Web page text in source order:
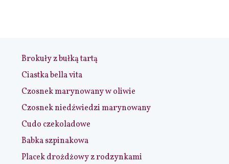
Brokuły z bułką tartą
Ciastka bella vita
Czosnek marynowany w oliwie
Czosnek niedźwiedzi marynowany
Cudo czekoladowe
Babka szpinakowa
Placek drożdżowy z rodzynkami